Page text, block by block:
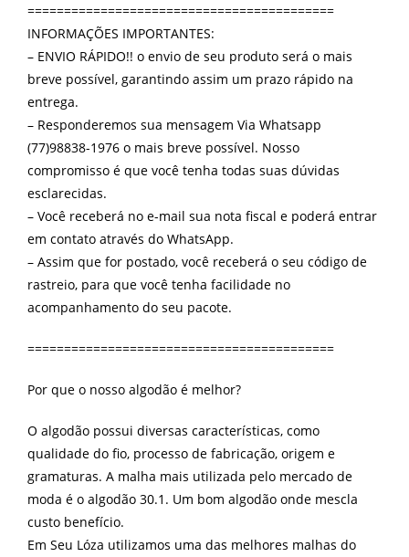
==========================================
INFORMAÇÕES IMPORTANTES:
– ENVIO RÁPIDO!! o envio de seu produto será o mais
breve possível, garantindo assim um prazo rápido na
entrega.
– Responderemos sua mensagem Via Whatsapp
(77)98838-1976 o mais breve possível. Nosso
compromisso é que você tenha todas suas dúvidas
esclarecidas.
– Você receberá no e-mail sua nota fiscal e poderá entrar
em contato através do WhatsApp.
– Assim que for postado, você receberá o seu código de
rastreio, para que você tenha facilidade no
acompanhamento do seu pacote.
==========================================
Por que o nosso algodão é melhor?
O algodão possui diversas características, como
qualidade do fio, processo de fabricação, origem e
gramaturas. A malha mais utilizada pelo mercado de
moda é o algodão 30.1. Um bom algodão onde mescla
custo benefício.
Em Seu Lóza utilizamos uma das melhores malhas do